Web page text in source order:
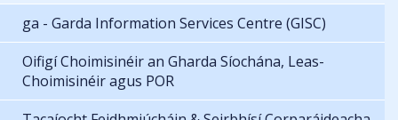
ga - Garda Information Services Centre (GISC)
Oifigí Choimisinéir an Gharda Síochána, Leas-
Choimisinéir agus POR